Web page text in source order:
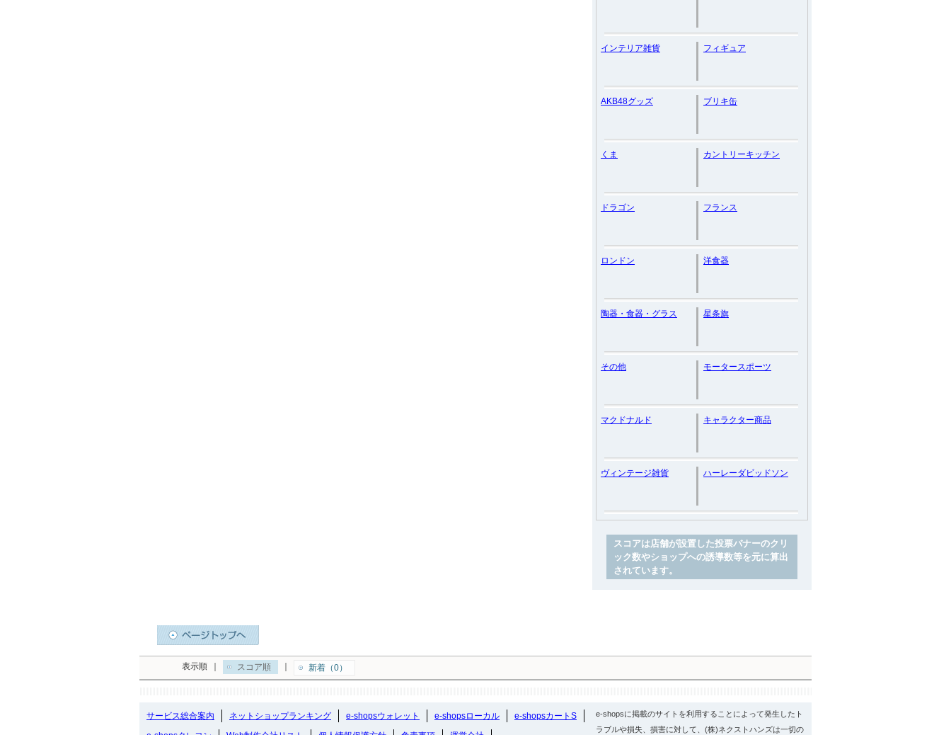
インテリア雑貨 フィギュア
AKB48グッズ ブリキ缶
くま カントリーキッチン
ドラゴン フランス
ロンドン 洋食器
陶器・食器・グラス 星条旗
その他 モータースポーツ
マクドナルド キャラクター商品
ヴィンテージ雑貨 ハーレーダビッドソン
スコアは店舗が設置した投票バナーのクリ
ック数やショップへの誘導数等を元に算出
されています。
表示順 スコア順 新着（0）
サービス総合案内 ネットショップランキング e-shopsウォレット e-shopsローカル
e-shopsカートS
e-shopsに掲載のサイトを利用することによって発生したト
ラブルや損失、損害に対して、(株)ネクストハンズは一切の